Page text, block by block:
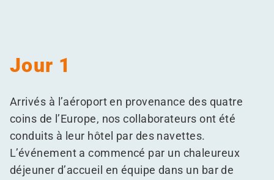
Jour 1
Arrivés à l’aéroport en provenance des quatre
coins de l’Europe, nos collaborateurs ont été
conduits à leur hôtel par des navettes.
L’événement a commencé par un chaleureux
déjeuner d’accueil en équipe dans un bar de